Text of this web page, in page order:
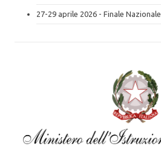
27-29 aprile 2026 - Finale Nazionale